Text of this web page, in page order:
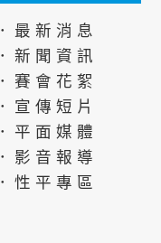
．最新消息
．新聞資訊
．賽會花絮
．宣傳短片
．平面媒體
．影音報導
．性平專區